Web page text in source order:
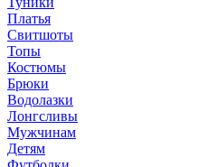
Платья
Свитшоты
Топы
Костюмы
Брюки
Водолазки
Лонгсливы
Мужчинам
Детям